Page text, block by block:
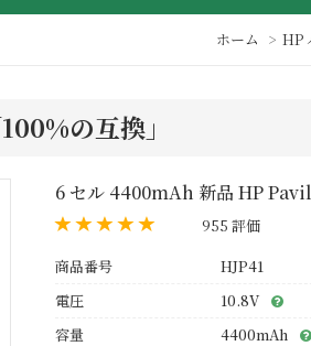
ホーム HP
の互換」
6 セル 4400mAh 新品 HP
955 評価
商品番号
HJP41
電圧
10.8V
容量
4400mAh